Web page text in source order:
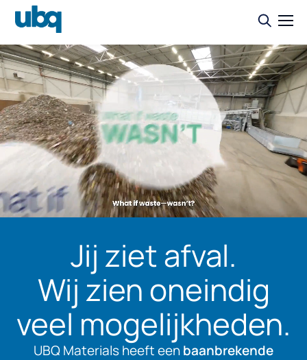
Jij ziet afval.
Wij zien oneindig
veel mogelijkheden.
UBQ Materials heeft eenbaanbrekende